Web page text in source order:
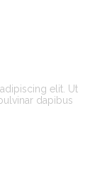
elit. Ut
dapibus